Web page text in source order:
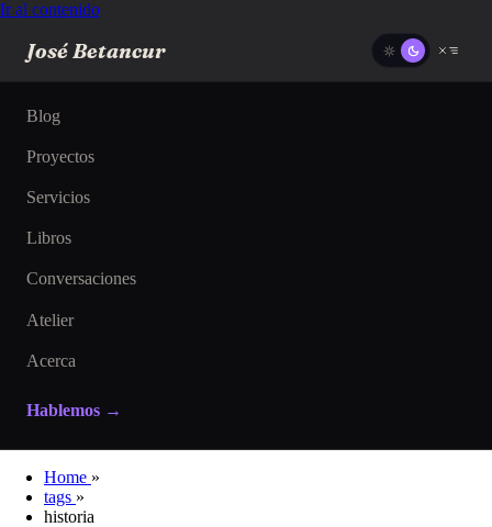
Ir al contenido
José Betancur
Blog
Proyectos
Servicios
Libros
Conversaciones
Atelier
Acerca
Hablemos →
Home »
tags »
historia